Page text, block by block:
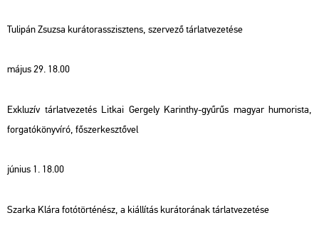
Tu­li­pán Zsu­zsa ku­rá­tor­asszisz­tens, szer­ve­ző tár­lat­ve­ze­té­se
május 29. 18.00
Exk­lu­zív tár­lat­ve­ze­tés Lit­kai Ger­gely Ka­rin­thy-gyű­rűs ma­gyar hu­mo­ris­ta,
for­ga­tó­könyv­író, fő­szer­kesz­tő­vel
jú­ni­us 1. 18.00
Szar­ka Klára fo­tó­tör­té­nész, a ki­ál­lí­tás ku­rá­to­rá­nak tár­lat­ve­ze­té­se